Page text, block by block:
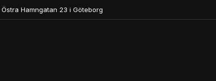
Hamngatan 23 i Göteborg